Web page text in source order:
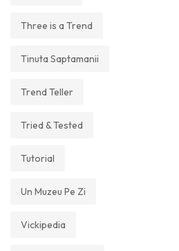
Three is a Trend
Tinuta Saptamanii
Trend Teller
Tried & Tested
Tutorial
Un Muzeu Pe Zi
Vickipedia